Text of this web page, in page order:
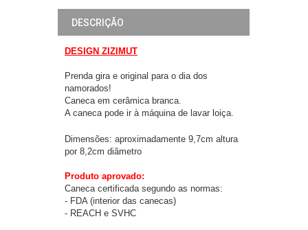
DESCRIÇÃO
DESIGN ZIZIMUT
Prenda gira e original para o dia dos
namorados!
Caneca em cerâmica branca.
A caneca pode ir à máquina de lavar loiça.
Dimensões: aproximadamente 9,7cm altura
por 8,2cm diâmetro
Produto aprovado:
Caneca certificada segundo as normas:
- FDA (interior das canecas)
- REACH e SVHC